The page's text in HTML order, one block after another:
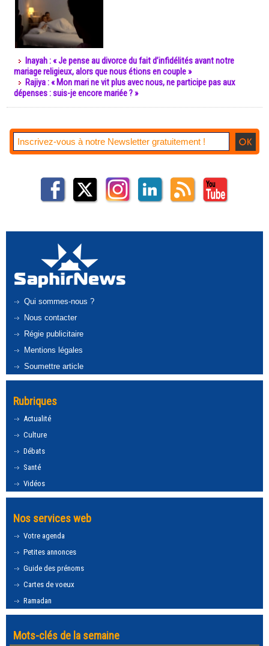
Inayah : « Je pense au divorce du fait d’infidélités avant notre
mariage religieux, alors que nous étions en couple »
Rajiya : « Mon mari ne vit plus avec nous, ne participe pas aux
dépenses : suis-je encore mariée ? »
Qui sommes-nous ?
Nous contacter
Régie publicitaire
Mentions légales
Soumettre article
Rubriques
Actualité
Culture
Débats
Santé
Vidéos
Nos services web
Votre agenda
Petites annonces
Guide des prénoms
Cartes de voeux
Ramadan
Mots-clés de la semaine